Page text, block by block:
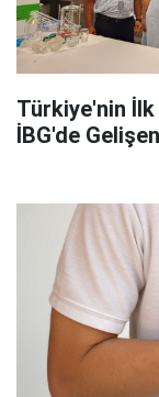
Türkiye'nin
İBG'de